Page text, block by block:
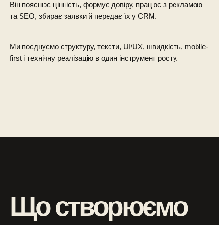
Він пояснює цінність, формує довіру, працює з рекламою
та SEO, збирає заявки й передає їх у CRM.
Ми поєднуємо структуру, тексти, UI/UX, швидкість, mobile-
first і технічну реалізацію в один інструмент росту.
Що створюємо